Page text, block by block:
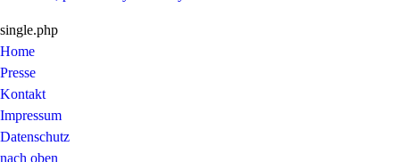
single.php
Home
Presse
Kontakt
Impressum
Datenschutz
nach oben